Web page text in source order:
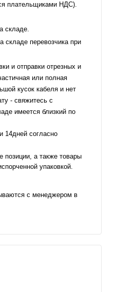
плательщиками НДС).
складе.
складе перевозчика при
и отправки отрезных и
или полная
кусок кабеля и нет
- свяжитесь с
имеется близкий по
14дней согласно
позиции, а также товары
упаковкой.
с менеджером в